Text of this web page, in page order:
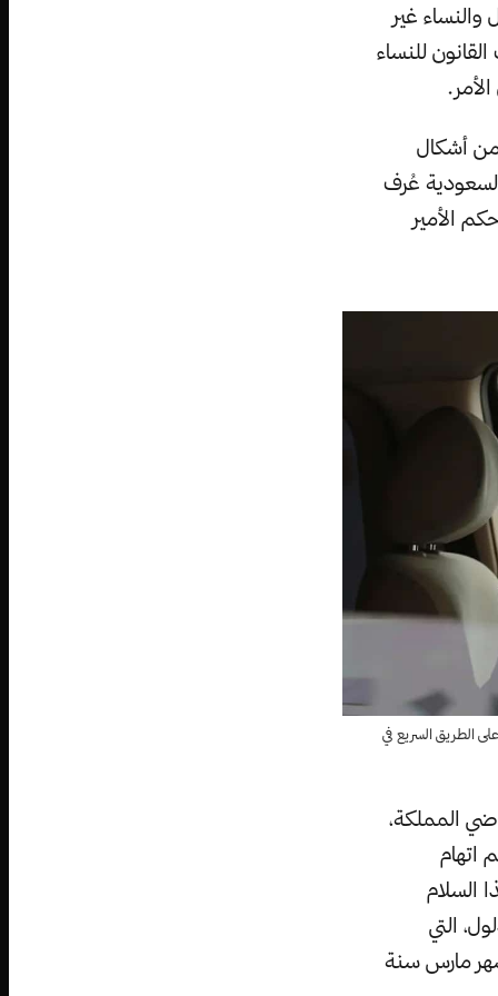
والنساء غير
للنساء
أشكال
عُرف
الأمير
سيارة على الطريق السريع في
المملكة،
اتهام
السلام
التي
مارس سنة